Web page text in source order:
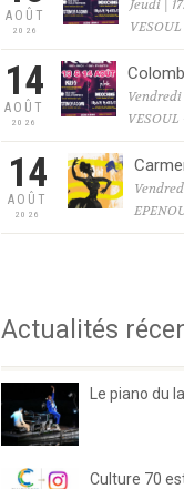
AOÛT
2026
Jeudi |
14
AOÛT
2026
Vendredi
14
AOÛT
2026
Actualités
Le piano du
Culture 70